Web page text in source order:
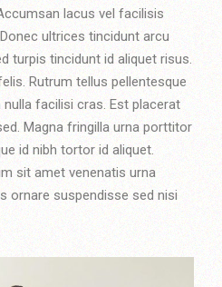
lacus vel facilisis
ultrices tincidunt arcu
turpis tincidunt id aliquet risus.
Rutrum tellus pellentesque
facilisi cras. Est placerat
Magna fringilla urna porttitor
id nibh tortor id aliquet.
sit amet venenatis urna
ornare suspendisse sed nisi